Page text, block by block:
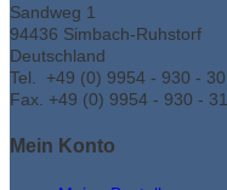
Sandweg 1
94436 Simbach-Ruhstorf
Deutschland
Tel. +49 (0) 9954 - 930 - 30
Fax. +49 (0) 9954 - 930 - 31
Mein Konto